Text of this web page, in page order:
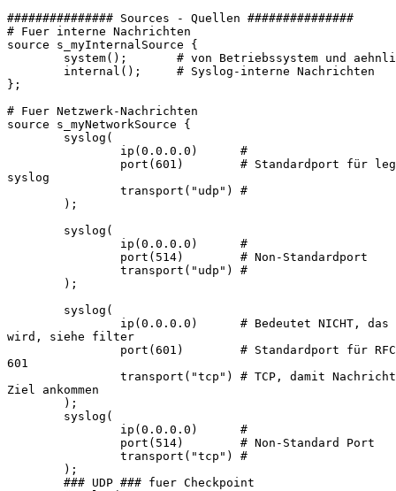
############### Sources - Quellen ###############
# Fuer interne Nachrichten
source s_myInternalSource {
system();       # von Betriebssystem und
        internal();     # Syslog-interne Nachrichten
};
# Fuer Netzwerk-Nachrichten
source s_myNetworkSource {
        syslog(
                ip(0.0.0.0)      #
port(601)        # Standardport für
syslog
                transport("udp") #
        );
        syslog(
                ip(0.0.0.0)      #
                port(514)        # Non-Standardport
                transport("udp") #
        );
        syslog(
ip(0.0.0.0)      # Bedeutet NICHT, das
wird, siehe filter
port(601)        # Standardport für
601
transport("tcp") # TCP, damit
Ziel ankommen
        );
        syslog(
                ip(0.0.0.0)      #
                port(514)        # Non-Standard Port
                transport("tcp") #
        );
        ### UDP ### fuer Checkpoint